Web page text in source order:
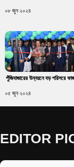
০৮ জুন ২০২৪
পুঁজিবাজারের উন্নয়নে বড় পরিসরে
০৫ জুন ২০২৪
EDITOR